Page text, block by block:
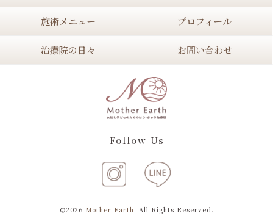
施術メニュー プロフィール
治療院の日々 お問い合わせ
Follow Us
©2026 Mother Earth. All Rights Reserved.